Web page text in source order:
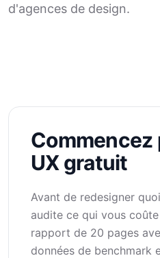
d'agences de design.
Commencez
UX gratuit
Avant de redesigner
audite ce qui vous
rapport de 20 pages
données de benchmark